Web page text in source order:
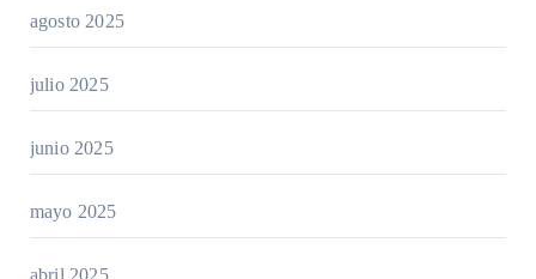
agosto 2025
julio 2025
junio 2025
mayo 2025